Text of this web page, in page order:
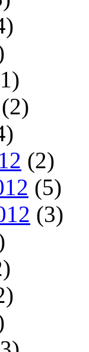
(2)
(2)
(5)
(3)